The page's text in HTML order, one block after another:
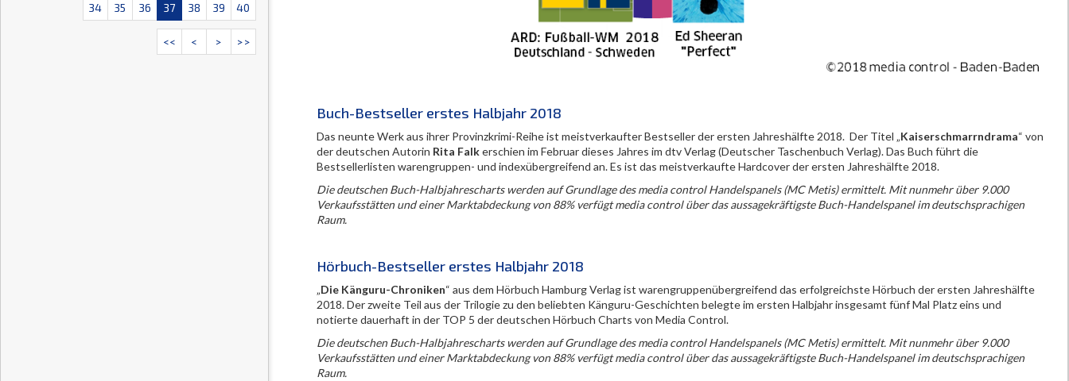
34 35 36 37 38 39 40
<< < > >>
Buch-Bestseller erstes Halbjahr 2018
Das neunte Werk aus ihrer Provinzkrimi-Reihe ist meistverkaufter Bestseller der ersten Jahreshälfte 2018. Der Titel „Kaiserschmarrndrama“ von
der deutschen Autorin Rita Falkerschien im Februar dieses Jahres im dtv Verlag (Deutscher Taschenbuch Verlag). Das Buch führt die
Bestsellerlisten warengruppen- und indexübergreifend an. Es ist das meistverkaufte Hardcover der ersten Jahreshälfte 2018.
Die deutschen Buch-Halbjahrescharts werden auf Grundlage des media control Handelspanels (MC Metis) ermittelt. Mit nunmehr über 9.000
Verkaufsstätten und einer Marktabdeckung von 88% verfügt media control über das aussagekräftigste Buch-Handelspanel im deutschsprachigen
Raum.
Hörbuch-Bestseller erstes Halbjahr 2018
„Die Känguru-Chroniken“ aus dem Hörbuch Hamburg Verlag ist warengruppenübergreifend das erfolgreichste Hörbuch der ersten Jahreshälfte
2018. Der zweite Teil aus der Trilogie zu den beliebten Känguru-Geschichten belegte im ersten Halbjahr insgesamt fünf Mal Platz eins und
notierte dauerhaft in der TOP 5 der deutschen Hörbuch Charts von Media Control.
Die deutschen Buch-Halbjahrescharts werden auf Grundlage des media control Handelspanels (MC Metis) ermittelt. Mit nunmehr über 9.000
Verkaufsstätten und einer Marktabdeckung von 88% verfügt media control über das aussagekräftigste Buch-Handelspanel im deutschsprachigen
Raum.